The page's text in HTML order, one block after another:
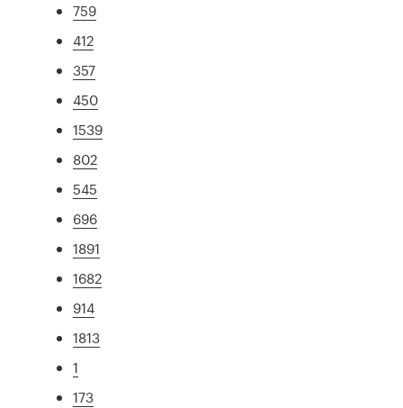
759
412
357
450
1539
802
545
696
1891
1682
914
1813
1
173